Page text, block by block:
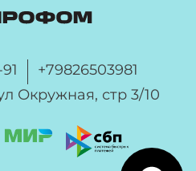
+79826503981
Окружная, стр 3/10